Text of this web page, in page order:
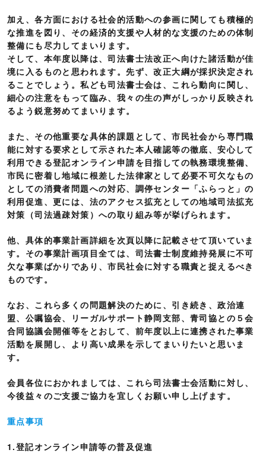
加え、各方面における社会的活動への参画に関しても積極的
な推進を図り、その経済的支援や人材的な支援のための体制
整備にも尽力してまいります。
そして、本年度以降は、司法書士法改正へ向けた諸活動が佳
境に入るものと思われます。先ず、改正大綱が採択決定され
ることでしょう。私ども司法書士会は、これら動向に関し、
細心の注意をもって臨み、我々の生の声がしっかり反映され
るよう鋭意努めてまいります。
また、その他重要な具体的課題として、市民社会から専門職
能に対する要求として示された本人確認等の徹底、安心して
利用できる登記オンライン申請を目指しての執務環境整備、
市民に密着し地域に根差した法律家として必要不可欠なもの
としての消費者問題への対応、調停センター「ふらっと」の
利用促進、更には、法のアクセス拡充としての地域司法拡充
対策（司法過疎対策）への取り組み等が挙げられます。
他、具体的事業計画詳細を次頁以降に記載させて頂いていま
す。その事業計画項目全ては、司法書士制度維持発展に不可
欠な事業ばかりであり、市民社会に対する職責と捉えるべき
ものです。
なお、これら多くの問題解決のために、引き続き、政治連
盟、公嘱協会、リーガルサポート静岡支部、青司協との５会
合同協議会開催等をとおして、前年度以上に連携された事業
活動を展開し、より高い成果を示してまいりたいと思いま
す。
会員各位におかれましては、これら司法書士会活動に対し、
今後益々のご支援ご協力を宜しくお願い申し上げます。
重点事項
1.登記オンライン申請等の普及促進